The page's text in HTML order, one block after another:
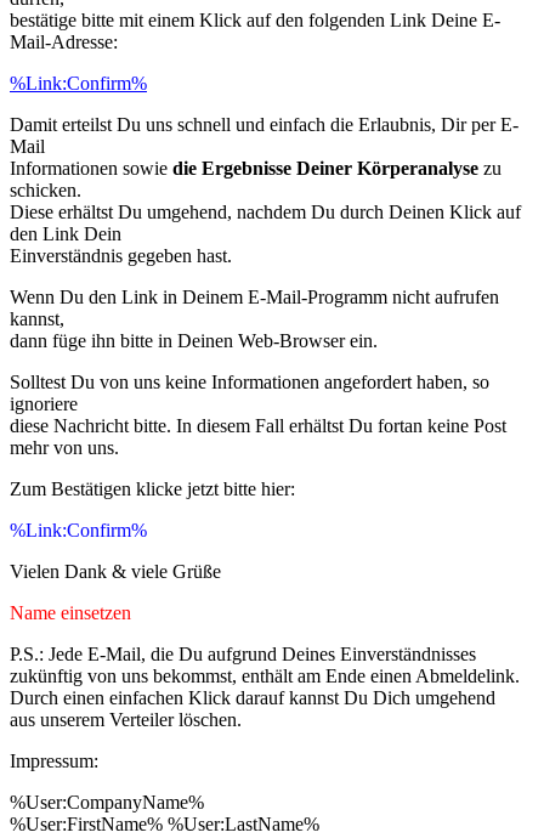
bestätige bitte mit einem Klick auf den folgenden Link Deine E-
Mail-Adresse:
%Link:Confirm%
Damit erteilst Du uns schnell und einfach die Erlaubnis, Dir per E-
Mail
Informationen sowie die Ergebnisse Deiner Körperanalyse zu
schicken.
Diese erhältst Du umgehend, nachdem Du durch Deinen Klick auf
den Link Dein
Einverständnis gegeben hast.
Wenn Du den Link in Deinem E-Mail-Programm nicht aufrufen
kannst,
dann füge ihn bitte in Deinen Web-Browser ein.
Solltest Du von uns keine Informationen angefordert haben, so
ignoriere
diese Nachricht bitte. In diesem Fall erhältst Du fortan keine Post
mehr von uns.
Zum Bestätigen klicke jetzt bitte hier:
%Link:Confirm%
Vielen Dank & viele Grüße
Name einsetzen
P.S.: Jede E-Mail, die Du aufgrund Deines Einverständnisses
zukünftig von uns bekommst, enthält am Ende einen Abmeldelink.
Durch einen einfachen Klick darauf kannst Du Dich umgehend
aus unserem Verteiler löschen.
Impressum:
%User:CompanyName%
%User:FirstName% %User:LastName%